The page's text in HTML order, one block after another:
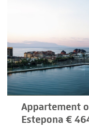
Appartement
Estepona €